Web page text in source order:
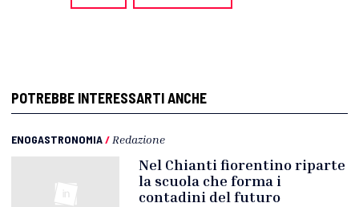
POTREBBE INTERESSARTI ANCHE
ENOGASTRONOMIA/ Redazione
Nel Chianti fiorentino riparte
la scuola che forma i
contadini del futuro